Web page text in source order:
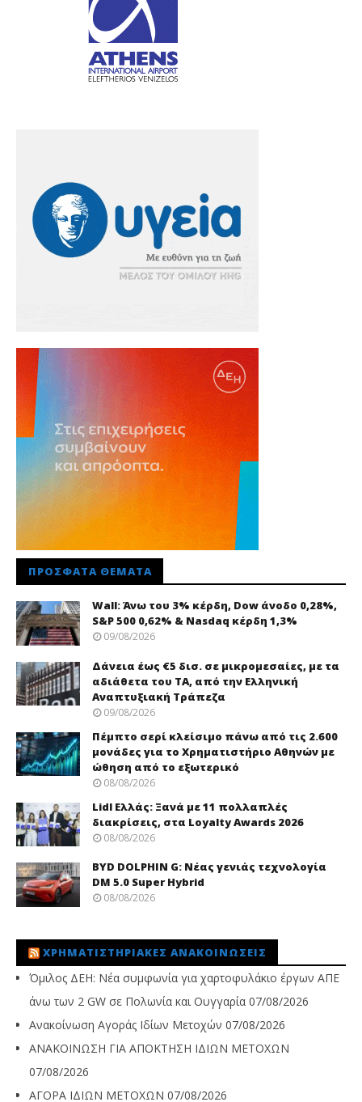
ΠΡΌΣΦΑΤΑ ΘΈΜΑΤΑ
Wall: Άνω του 3% κέρδη, Dow άνοδο 0,28%,
S&P 500 0,62% & Nasdaq κέρδη 1,3%
09/08/2026
Δάνεια έως €5 δισ. σε μικρομεσαίες, με τα
αδιάθετα του ΤΑ, από την Ελληνική
Αναπτυξιακή Τράπεζα
09/08/2026
Πέμπτο σερί κλείσιμο πάνω από τις 2.600
μονάδες για το Χρηματιστήριο Αθηνών με
ώθηση από το εξωτερικό
08/08/2026
Lidl Ελλάς: Ξανά με 11 πολλαπλές
διακρίσεις, στα Loyalty Awards 2026
08/08/2026
BYD DOLPHIN G: Νέας γενιάς τεχνολογία
DM 5.0 Super Hybrid
08/08/2026
ΧΡΗΜΑΤΙΣΤΗΡΙΑΚΈΣ ΑΝΑΚΟΙΝΏΣΕΙΣ
Όμιλος ΔΕΗ: Νέα συμφωνία για χαρτοφυλάκιο έργων ΑΠΕ
άνω των 2 GW σε Πολωνία και Ουγγαρία 07/08/2026
Ανακοίνωση Αγοράς Ιδίων Μετοχών 07/08/2026
ΑΝΑΚΟΙΝΩΣΗ ΓΙΑ ΑΠΟΚΤΗΣΗ ΙΔΙΩΝ ΜΕΤΟΧΩΝ
07/08/2026
ΑΓΟΡΑ ΙΔΙΩΝ ΜΕΤΟΧΩΝ 07/08/2026